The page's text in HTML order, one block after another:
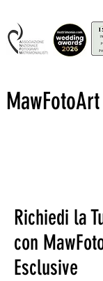
MawFotoArt
Richiedi la
con
Esclusive